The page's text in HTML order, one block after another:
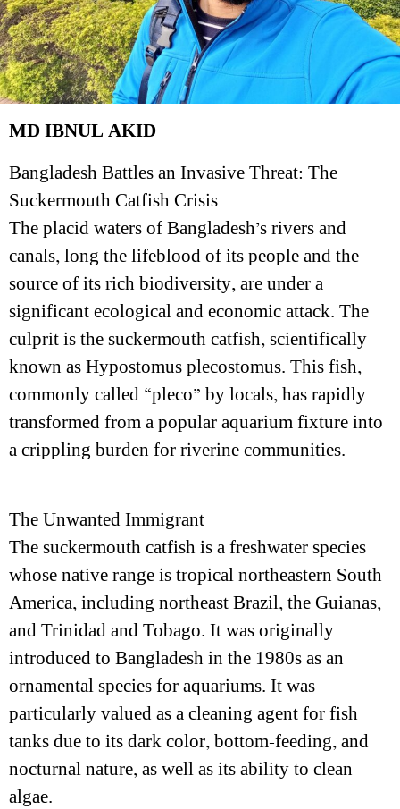
MD IBNUL AKID
Bangladesh Battles an Invasive Threat: The
Suckermouth Catfish Crisis
The placid waters of Bangladesh’s rivers and
canals, long the lifeblood of its people and the
source of its rich biodiversity, are under a
significant ecological and economic attack. The
culprit is the suckermouth catfish, scientifically
known as Hypostomus plecostomus. This fish,
commonly called “pleco” by locals, has rapidly
transformed from a popular aquarium fixture into
a crippling burden for riverine communities.
The Unwanted Immigrant
The suckermouth catfish is a freshwater species
whose native range is tropical northeastern South
America, including northeast Brazil, the Guianas,
and Trinidad and Tobago. It was originally
introduced to Bangladesh in the 1980s as an
ornamental species for aquariums. It was
particularly valued as a cleaning agent for fish
tanks due to its dark color, bottom-feeding, and
nocturnal nature, as well as its ability to clean
algae.